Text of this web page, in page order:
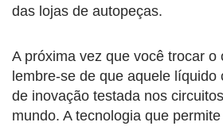
das lojas de autopeças.
A próxima vez que você trocar o
lembre-se de que aquele líquido
de inovação testada nos
mundo. A tecnologia que permite